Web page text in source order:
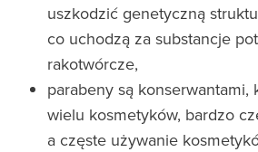
uszkodzić genetyczną
co uchodzą za substancje
rakotwórcze,
parabeny są
wielu kosmetyków, bardzo
a częste używanie